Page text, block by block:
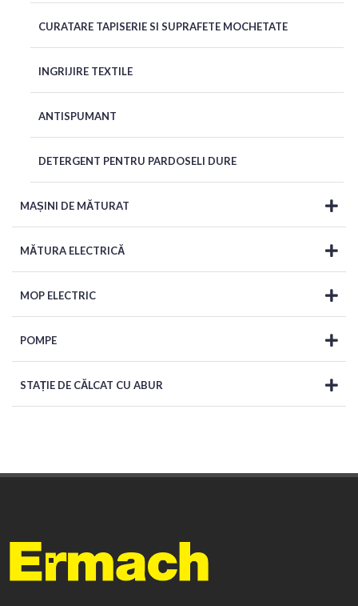
CURATARE TAPISERIE SI SUPRAFETE MOCHETATE
INGRIJIRE TEXTILE
ANTISPUMANT
DETERGENT PENTRU PARDOSELI DURE
MAȘINI DE MĂTURAT
MĂTURA ELECTRICĂ
MOP ELECTRIC
POMPE
STAȚIE DE CĂLCAT CU ABUR